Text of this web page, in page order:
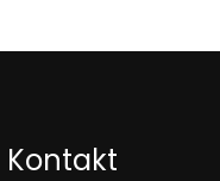
Kontakt